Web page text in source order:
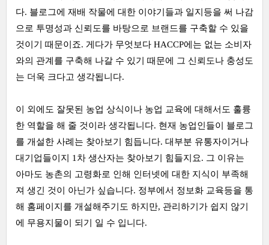
다. 블로그에 재배 작물에 대한 이야기들과 일지등을 써 나감
으로 투명성과 신뢰도를 바탕으로 브랜드를 구축할 수 있을
것이기 때문이죠. 게다가 무엇보다 HACCP에는 없는 소비자
와의 관계를 구축해 나갈 수 있기 때문에 그 신뢰도나 충성도
는 더욱 크다고 생각됩니다.
이 외에도 잘못된 농업 상식이나 농업 교육에 대해서도 훌륭
한 역할을 해 줄 것이라 생각됩니다. 현재 농업인들이 블로그
를 개설한 사례는 찾아보기 힘듭니다. 대부분 유통자이거나
대기업들이지 1차 생산자는 찾아보기 힘들지요. 그 이유는
아마도 농촌의 고령화로 인해 인터넷에 대한 지식이 부족해
져 생긴 것이 아닌가 싶습니다. 정부에서 정보화 교육등을 통
해 홈페이지를 개설해주기도 하지만, 관리하기가 쉽지 않기
에 무용지물이 되기 일 수 입니다.